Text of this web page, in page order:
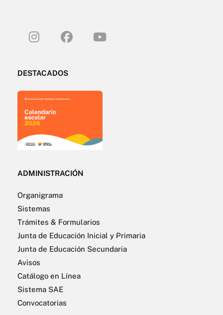
DESTACADOS
ADMINISTRACIÓN
Organigrama
Sistemas
Trámites & Formularios
Junta de Educación Inicial y Primaria
Junta de Educación Secundaria
Avisos
Catálogo en Línea
Sistema SAE
Convocatorias